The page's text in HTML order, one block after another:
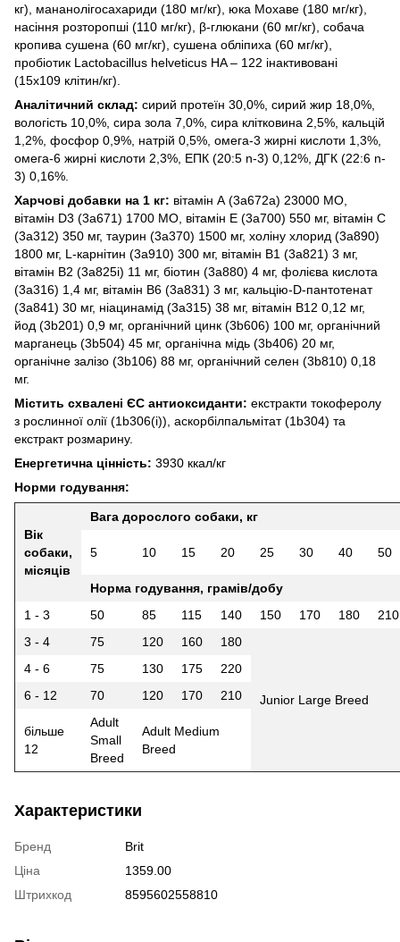
кг), мананолігосахариди (180 мг/кг), юка Мохаве (180 мг/кг),
насіння розторопші (110 мг/кг), β-глюкани (60 мг/кг), собача
кропива сушена (60 мг/кг), сушена обліпиха (60 мг/кг),
пробіотик Lactobacillus helveticus HA – 122 інактивовані
(15x109 клітин/кг).
Аналітичний склад: сирий протеїн 30,0%, сирий жир 18,0%,
вологість 10,0%, сира зола 7,0%, сира клітковина 2,5%, кальцій
1,2%, фосфор 0,9%, натрій 0,5%, омега-3 жирні кислоти 1,3%,
омега-6 жирні кислоти 2,3%, EПК (20:5 n-3) 0,12%, ДГК (22:6 n-
3) 0,16%.
Харчові добавки на 1 кг: вітамін А (3a672a) 23000 МО,
вітамін D3 (3a671) 1700 МО, вітамін Е (3a700) 550 мг, вітамін С
(3a312) 350 мг, таурин (3a370) 1500 мг, холіну хлорид (3a890)
1800 мг, L-карнітин (3a910) 300 мг, вітамін B1 (3a821) 3 мг,
вітамін B2 (3a825i) 11 мг, біотин (3a880) 4 мг, фолієва кислота
(3a316) 1,4 мг, вітамін B6 (3a831) 3 мг, кальцію-D-пантотенат
(3a841) 30 мг, ніацинамід (3a315) 38 мг, вітамін B12 0,12 мг,
йод (3b201) 0,9 мг, органічний цинк (3b606) 100 мг, органічний
марганець (3b504) 45 мг, органічна мідь (3b406) 20 мг,
органічне залізо (3b106) 88 мг, органічний селен (3b810) 0,18
мг.
Містить схвалені ЄС антиоксиданти: екстракти токоферолу
з рослинної олії (1b306(i)), аскорбілпальмітат (1b304) та
екстракт розмарину.
Енергетична цінність: 3930 ккал/кг
Норми годування:
Вік
собаки,
місяців
Вага дорослого собаки, кг
5 10 15 20 25 30 40 50
Норма годування, грамів/добу
1 - 3
50 85 115 140 150 170 180
210
3 - 4
75 120 160 180
Junior Large Breed
4 - 6 75 130 175
220
6 - 12
70 120 170 210
більше
12
Adult
Small
Breed
Adult Medium
Breed
Характеристики
Бренд
Brit
Ціна
1359.00
Штрихкод
8595602558810